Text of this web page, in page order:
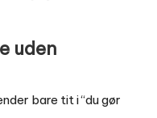
uden
bare tit i “du gør